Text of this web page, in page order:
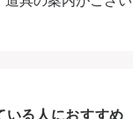
いる人におすすめ